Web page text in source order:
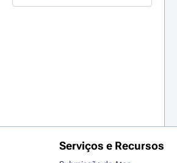
Serviços e Recursos